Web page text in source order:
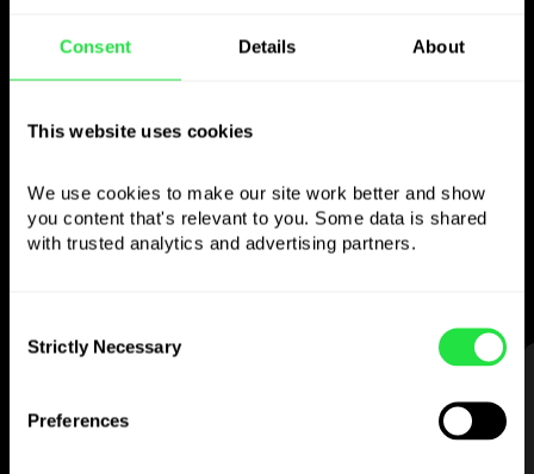
Consent Details About
This website uses cookies
We use cookies to make our site work better and show
you content that's relevant to you. Some data is shared
with trusted analytics and advertising partners.
Selection
Strictly Necessary
Preferences
Χρησιμοποιήστε το
όπως θέλετε
Στείλτε χρήματα στο εξωτερικό,
κάντε ανάληψη από ATM χωρίς